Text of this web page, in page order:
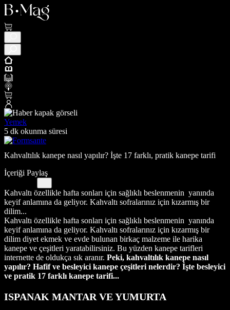
Yemek
5 dk okunma süresi
Kahvaltılık kanepe nasıl yapılır? İşte 17 farklı, pratik kanepe tarifi
İçeriği Paylaş
Kahvaltı özellikle hafta sonları için sağlıklı beslenmenin yanında
keyif anlamına da geliyor. Kahvaltı sofralarınız için kızarmış bir
dilim...
Kahvaltı özellikle hafta sonları için sağlıklı beslenmenin yanında
keyif anlamına da geliyor. Kahvaltı sofralarınız için kızarmış bir
dilim diyet ekmek ve evde bulunan birkaç malzeme ile harika
kanepe ve çeşitleri yaratabilirsiniz. Bu yüzden kanepe tarifleri
internette de oldukça sık aranır. Peki, kahvaltılık kanepe nasıl
yapılır? Hafif ve besleyici kanepe çeşitleri nelerdir? İşte besleyici
ve pratik 17 farklı kanepe tarifi...
ISPANAK MANTAR VE YUMURTA